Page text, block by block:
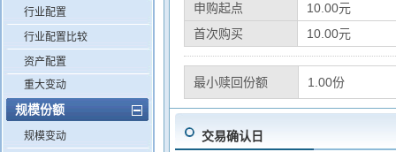
行业配置
行业配置比较
资产配置
重大变动
规模份额
规模变动
申购起点
10.00元
首次购买
10.00元
最小赎回份额 1.00份
交易确认日